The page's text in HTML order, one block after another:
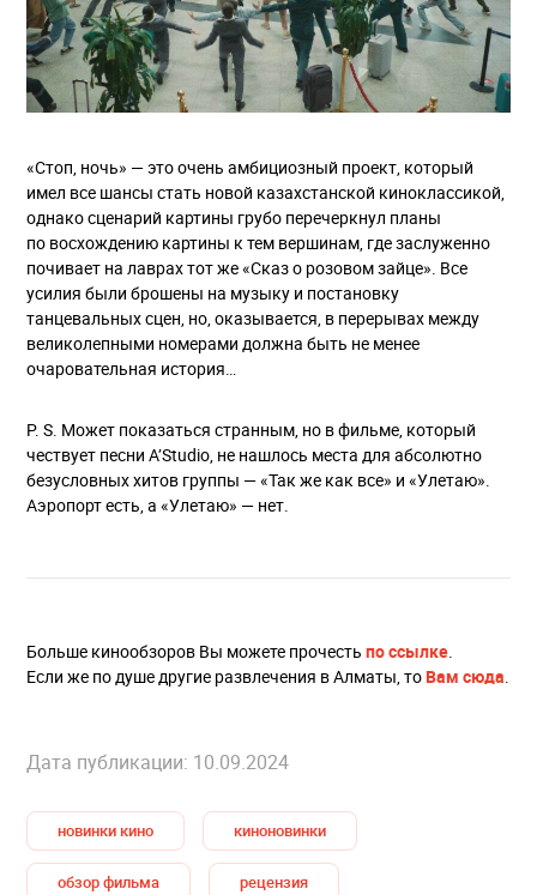
«Стоп, ночь» — это очень амбициозный проект, который
имел все шансы стать новой казахстанской киноклассикой,
однако сценарий картины грубо перечеркнул планы
по восхождению картины к тем вершинам, где заслуженно
почивает на лаврах тот же «Сказ о розовом зайце». Все
усилия были брошены на музыку и постановку
танцевальных сцен, но, оказывается, в перерывах между
великолепными номерами должна быть не менее
очаровательная история…
P. S. Может показаться странным, но в фильме, который
чествует песни A’Studio, не нашлось места для абсолютно
безусловных хитов группы — «Так же как все» и «Улетаю».
Аэропорт есть, а «Улетаю» — нет.
Больше кинообзоров Вы можете прочесть по ссылке.
Если же по душе другие развлечения в Алматы, тоВам сюда.
Дата публикации: 10.09.2024
новинки кино киноновинки
обзор фильма рецензия